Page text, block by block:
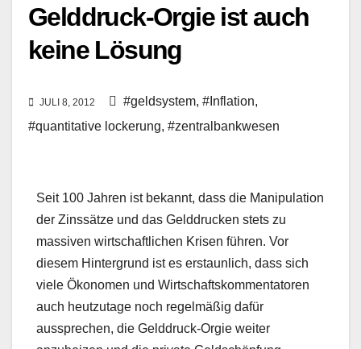
Gelddruck-Orgie ist auch
keine Lösung
JULI 8, 2012 #geldsystem, #Inflation,
#quantitative lockerung, #zentralbankwesen
Seit 100 Jahren ist bekannt, dass die Manipulation
der Zinssätze und das Gelddrucken stets zu
massiven wirtschaftlichen Krisen führen. Vor
diesem Hintergrund ist es erstaunlich, dass sich
viele Ökonomen und Wirtschaftskommentatoren
auch heutzutage noch regelmäßig dafür
aussprechen, die Gelddruck-Orgie weiter